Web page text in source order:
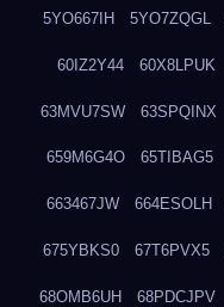
5YO667IH 5YO7ZQGL
60IZ2Y44 60X8LPUK
63MVU7SW 63SPQINX
659M6G4O 65TIBAG5
663467JW 664ESOLH
675YBKS0 67T6PVX5
68OMB6UH 68PDCJPV